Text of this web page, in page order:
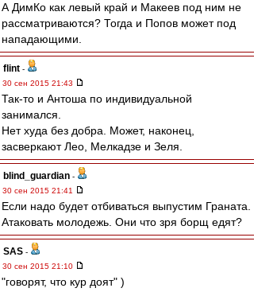
А ДимКо как левый край и Макеев под ним не
рассматриваются? Тогда и Попов может под
нападающими.
flint -
30 сен 2015 21:43
Так-то и Антоша по индивидуальной
занимался.
Нет худа без добра. Может, наконец,
засверкают Лео, Мелкадзе и Зеля.
blind_guardian -
30 сен 2015 21:41
Если надо будет отбиваться выпустим Граната.
Атаковать молодежь. Они что зря борщ едят?
SAS -
30 сен 2015 21:10
"говорят, что кур доят" )